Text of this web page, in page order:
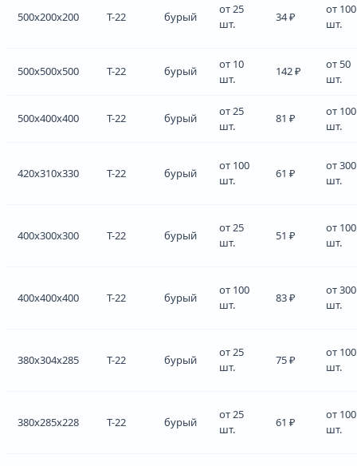
500x200x200 Т-22 бурый
от 25
шт.
34 ₽
от 100
шт.
500x500x500 Т-22 бурый
от 10
шт.
142 ₽
от 50
шт.
500x400x400 Т-22 бурый
от 25
шт.
81 ₽
от 100
шт.
420x310x330 Т-22 бурый
от 100
шт.
61 ₽
от 300
шт.
400x300x300 Т-22 бурый
от 25
шт.
51 ₽
от 100
шт.
400x400x400 Т-22 бурый
от 100
шт.
83 ₽
от 300
шт.
380x304x285 Т-22 бурый
от 25
шт.
75 ₽
от 100
шт.
380x285x228 Т-22 бурый
от 25
шт.
61 ₽
от 100
шт.